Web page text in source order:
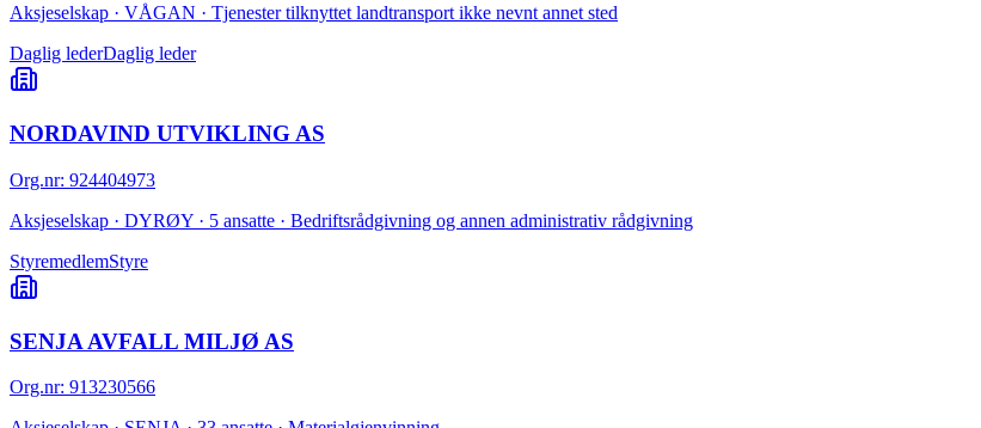
Aksjeselskap · VÅGAN · Tjenester tilknyttet landtransport ikke nevnt annet sted
Daglig lederDaglig leder
NORDAVIND UTVIKLING AS
Org.nr: 924404973
Aksjeselskap · DYRØY · 5 ansatte · Bedriftsrådgivning og annen administrativ rådgivning
StyremedlemStyre
SENJA AVFALL MILJØ AS
Org.nr: 913230566